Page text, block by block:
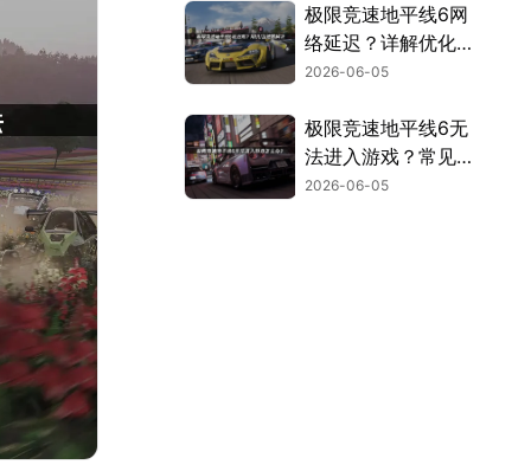
极限竞速地平线6网
络延迟？详解优化方
法与加速解决方案！
2026-06-05
极限竞速地平线6无
法进入游戏？常见原
因及解决方法汇总！
2026-06-05